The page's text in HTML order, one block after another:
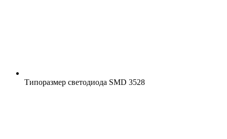
Типоразмер светодиода SMD 3528